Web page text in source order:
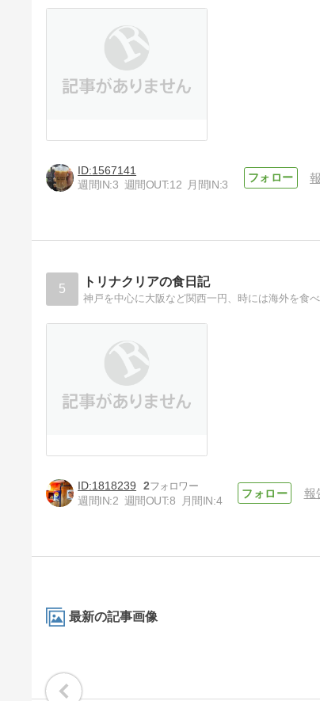
1567141
週間IN:3 週間OUT:12 月間IN:3
5 トリナクリアの食日記
1818239
2
週間IN:2 週間OUT:8 月間IN:4
報
最新の記事画像